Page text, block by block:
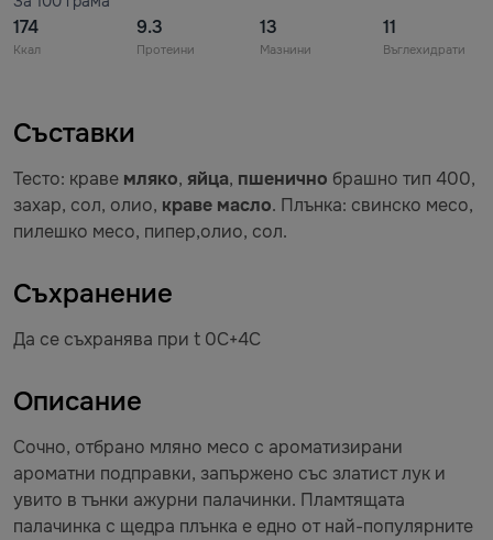
174
Ккал
9.3
Протеини
13
Мазнини
11
Въглехидрати
Съставки
Тесто: краве мляко, яйца, пшенично брашно тип 400,
захар, сол, олио, краве масло. Плънка: свинско месо,
пилешко месо, пипер,олио, сол.
Съхранение
Да се съхранява при t 0C+4C
Описание
Сочно, отбрано мляно месо с ароматизирани
ароматни подправки, запържено със златист лук и
увито в тънки ажурни палачинки. Пламтящата
палачинка с щедра плънка е едно от най-популярните